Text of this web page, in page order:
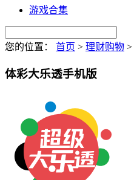
游戏合集
您的位置： 首页 > 理财购物 >
体彩大乐透手机版